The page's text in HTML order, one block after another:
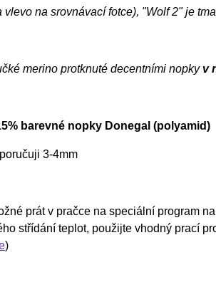
na srovnávací fotce), "Wolf 2" je
merino protknuté decentními nopky v
barevné nopky Donegal (polyamid)
3-4mm
prát v pračce na speciální program
střídání teplot, použijte vhodný prací
)